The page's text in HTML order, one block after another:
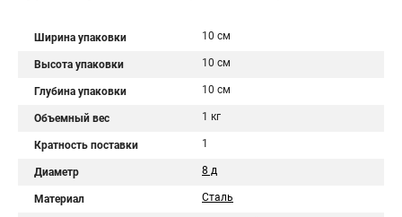
Ширина упаковки 10 см
Высота упаковки 10 см
Глубина упаковки 10 см
Объемный вес 1 кг
Кратность поставки 1
Диаметр 8 д
Материал Сталь